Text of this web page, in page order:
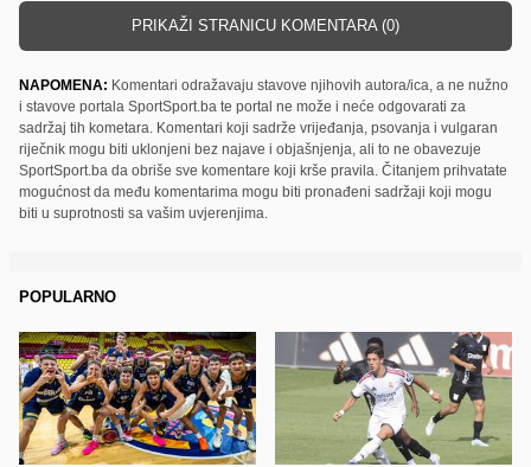
PRIKAŽI STRANICU KOMENTARA (0)
NAPOMENA: Komentari odražavaju stavove njihovih autora/ica, a ne nužno
i stavove portala SportSport.ba te portal ne može i neće odgovarati za
sadržaj tih kometara. Komentari koji sadrže vrijeđanja, psovanja i vulgaran
riječnik mogu biti uklonjeni bez najave i objašnjenja, ali to ne obavezuje
SportSport.ba da obriše sve komentare koji krše pravila. Čitanjem prihvatate
mogućnost da među komentarima mogu biti pronađeni sadržaji koji mogu
biti u suprotnosti sa vašim uvjerenjima.
POPULARNO